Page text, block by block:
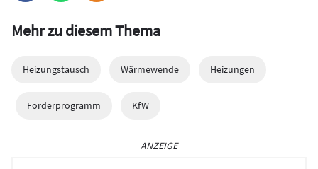
Mehr zu diesem Thema
Heizungstausch Wärmewende Heizungen
Förderprogramm KfW
ANZEIGE